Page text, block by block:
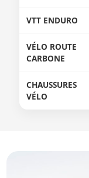
VTT ENDURO
VÉLO ROUTE
CARBONE
CHAUSSURES
VÉLO